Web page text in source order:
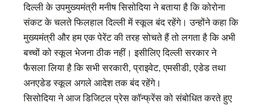
दिल्ली के उपमुख्यमंत्री मनीष सिसोदिया ने बताया है कि कोरोना
संकट के चलते फिलहाल दिल्ली में स्कूल बंद रहेंगे। उन्होंने कहा कि
मुख्यमंत्री और हम एक पेरेंट की तरह सोचते हैं तो लगता है कि अभी
बच्चों को स्कूल भेजना ठीक नहीं। इसीलिए दिल्ली सरकार ने
फैसला लिया है कि सभी सरकारी, प्राइवेट, एमसीडी, एडेड तथा
अनएडेड स्कूल अगले आदेश तक बंद रहेंगे।
सिसोदिया ने आज डिजिटल प्रेस कॉन्फ्रेंस को संबोधित करते हुए